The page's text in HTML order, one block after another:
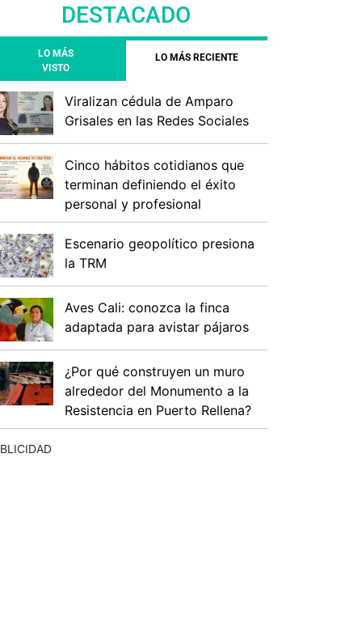
DESTACADO
LO MÁS
VISTO
LO MÁS RECIENTE
Viralizan cédula de Amparo
Grisales en las Redes Sociales
Cinco hábitos cotidianos que
terminan definiendo el éxito
personal y profesional
Escenario geopolítico presiona
la TRM
Aves Cali: conozca la finca
adaptada para avistar pájaros
¿Por qué construyen un muro
alrededor del Monumento a la
Resistencia en Puerto Rellena?